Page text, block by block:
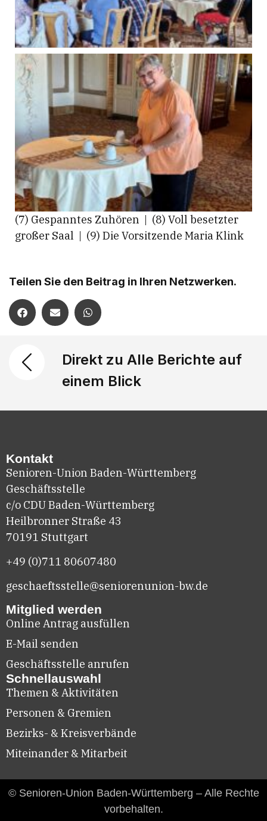
(7) Gespanntes Zuhören | (8) Voll besetzter
großer Saal | (9) Die Vorsitzende Maria Klink
Teilen Sie den Beitrag in Ihren Netzwerken.
Direkt zu Alle Berichte auf
einem Blick
Kontakt
Senioren-Union Baden-Württemberg
Geschäftsstelle
c/o CDU Baden-Württemberg
Heilbronner Straße 43
70191 Stuttgart
+49 (0)711 80607480
geschaeftsstelle@seniorenunion-bw.de
Mitglied werden
Online Antrag ausfüllen
E-Mail senden
Geschäftsstelle anrufen
Schnellauswahl
Themen & Aktivitäten
Personen & Gremien
Bezirks- & Kreisverbände
Miteinander & Mitarbeit
© Senioren-Union Baden-Württemberg – Alle Rechte
vorbehalten.